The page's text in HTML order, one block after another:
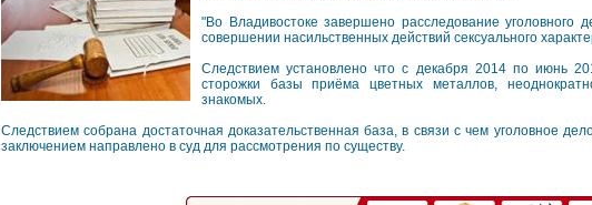
"Во Владивостоке завершено расследование уголовного
совершении насильственных действий сексуального
Следствием установлено что с декабря 2014 по июнь
сторожки базы приёма цветных металлов,
знакомых.
Следствием собрана достаточная доказательственная база, в связи с чем уголовное
заключением направлено в суд для рассмотрения по существу.